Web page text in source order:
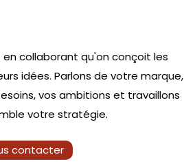
en collaborant qu'on conçoit les
idées. Parlons de votre marque,
vos ambitions et travaillons
votre stratégie.
contacter